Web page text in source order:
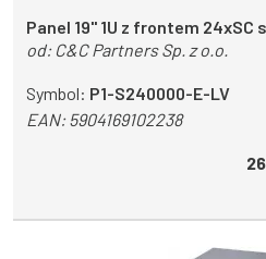
Panel 19'' 1U z frontem
od: C&C Partners Sp. z o.o.
Symbol: P1-S240000-E-LV
EAN:5904169102238